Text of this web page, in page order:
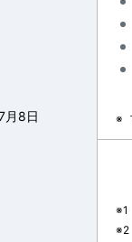
月8日 ※
※1
※2